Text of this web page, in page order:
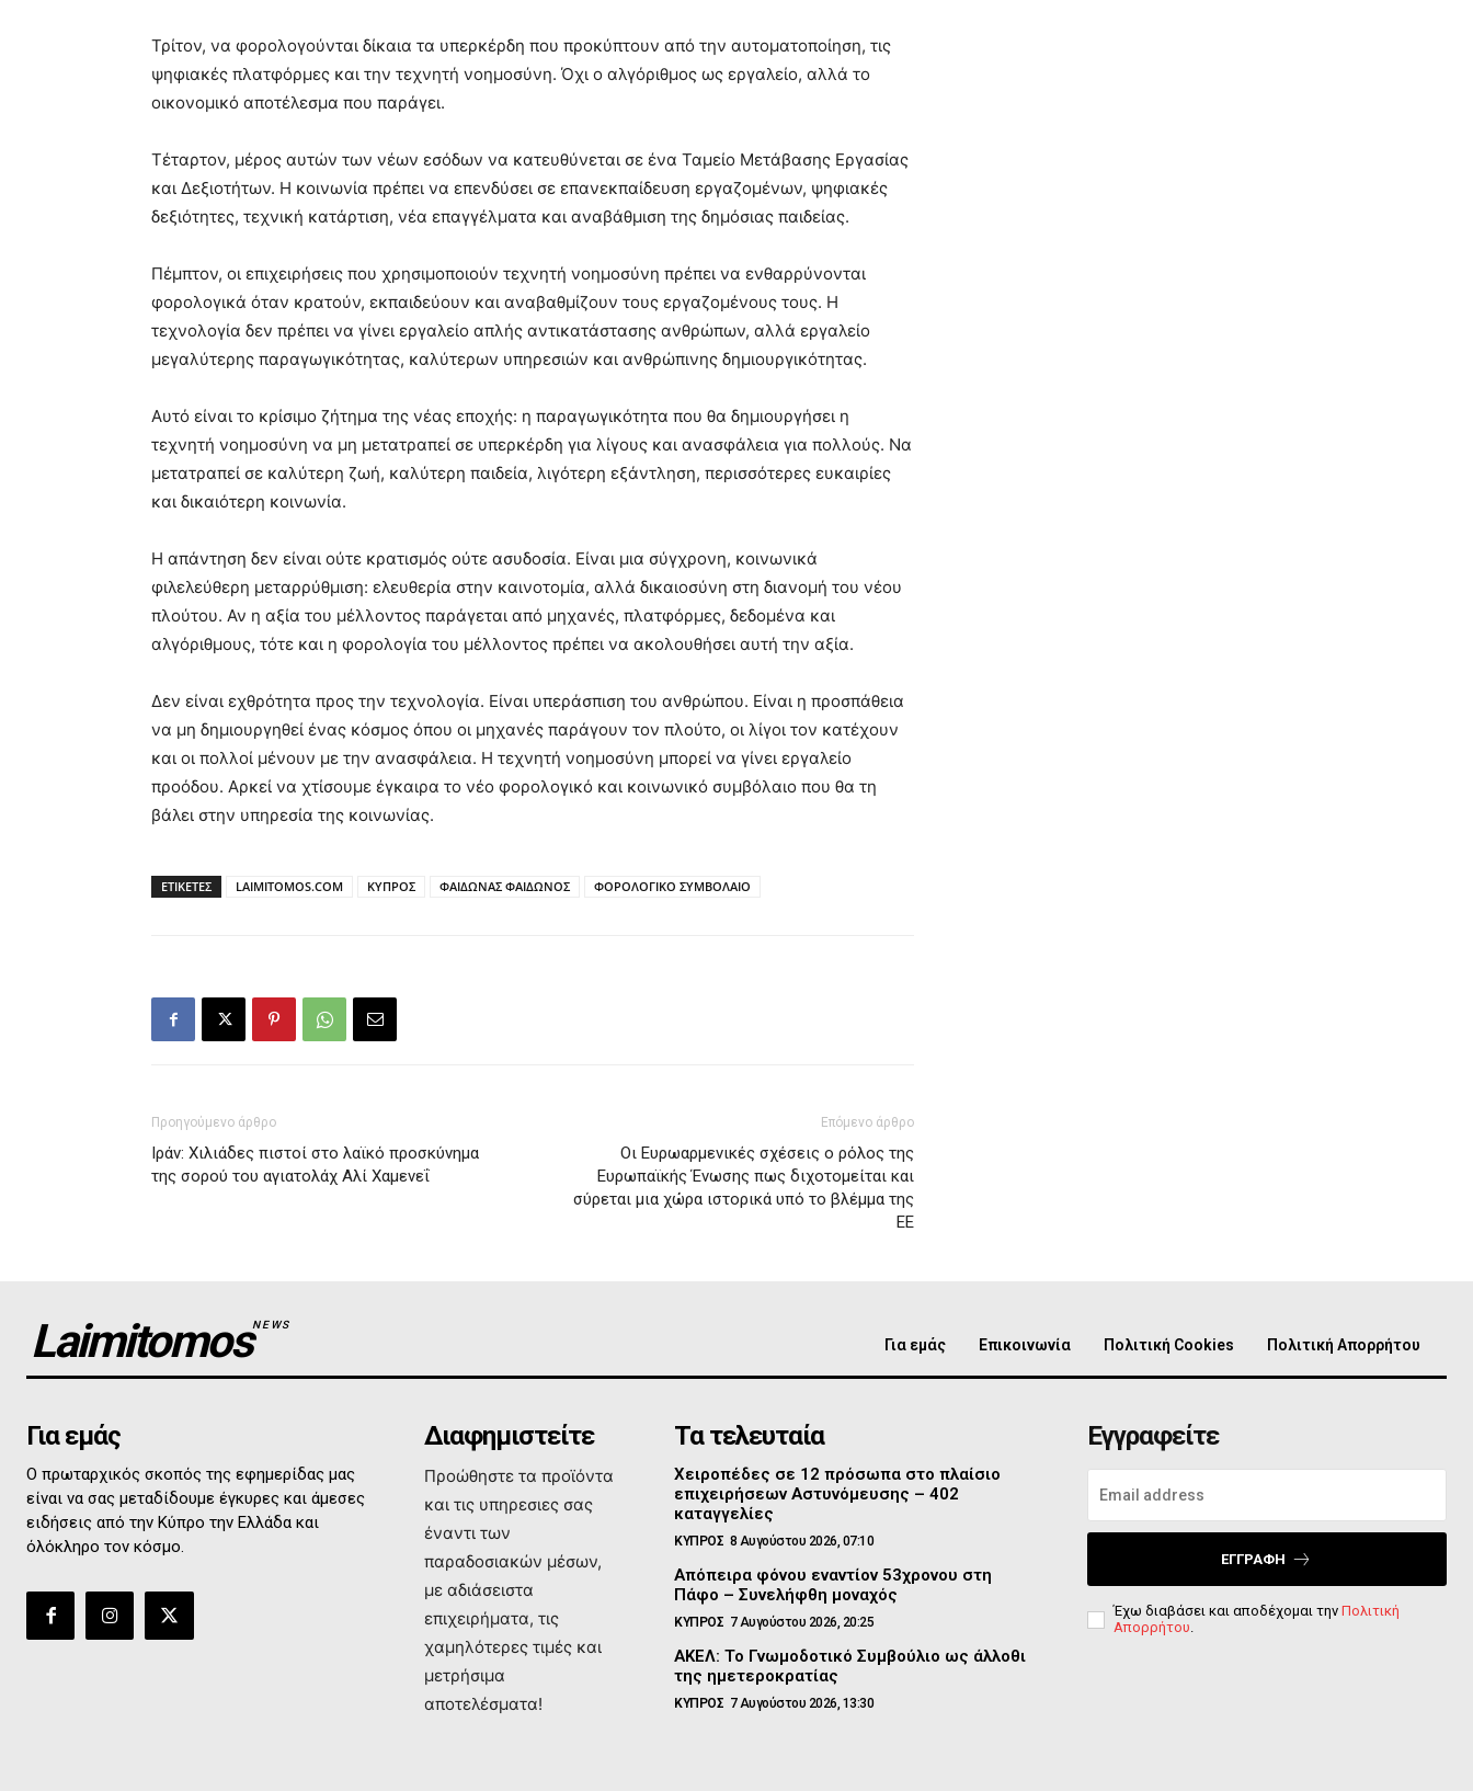
Τρίτον, να φορολογούνται δίκαια τα υπερκέρδη που προκύπτουν από την αυτοματοποίηση, τις
ψηφιακές πλατφόρμες και την τεχνητή νοημοσύνη. Όχι ο αλγόριθμος ως εργαλείο, αλλά το
οικονομικό αποτέλεσμα που παράγει.
Τέταρτον, μέρος αυτών των νέων εσόδων να κατευθύνεται σε ένα Ταμείο Μετάβασης Εργασίας
και Δεξιοτήτων. Η κοινωνία πρέπει να επενδύσει σε επανεκπαίδευση εργαζομένων, ψηφιακές
δεξιότητες, τεχνική κατάρτιση, νέα επαγγέλματα και αναβάθμιση της δημόσιας παιδείας.
Πέμπτον, οι επιχειρήσεις που χρησιμοποιούν τεχνητή νοημοσύνη πρέπει να ενθαρρύνονται
φορολογικά όταν κρατούν, εκπαιδεύουν και αναβαθμίζουν τους εργαζομένους τους. Η
τεχνολογία δεν πρέπει να γίνει εργαλείο απλής αντικατάστασης ανθρώπων, αλλά εργαλείο
μεγαλύτερης παραγωγικότητας, καλύτερων υπηρεσιών και ανθρώπινης δημιουργικότητας.
Αυτό είναι το κρίσιμο ζήτημα της νέας εποχής: η παραγωγικότητα που θα δημιουργήσει η
τεχνητή νοημοσύνη να μη μετατραπεί σε υπερκέρδη για λίγους και ανασφάλεια για πολλούς. Να
μετατραπεί σε καλύτερη ζωή, καλύτερη παιδεία, λιγότερη εξάντληση, περισσότερες ευκαιρίες
και δικαιότερη κοινωνία.
Η απάντηση δεν είναι ούτε κρατισμός ούτε ασυδοσία. Είναι μια σύγχρονη, κοινωνικά
φιλελεύθερη μεταρρύθμιση: ελευθερία στην καινοτομία, αλλά δικαιοσύνη στη διανομή του νέου
πλούτου. Αν η αξία του μέλλοντος παράγεται από μηχανές, πλατφόρμες, δεδομένα και
αλγόριθμους, τότε και η φορολογία του μέλλοντος πρέπει να ακολουθήσει αυτή την αξία.
Δεν είναι εχθρότητα προς την τεχνολογία. Είναι υπεράσπιση του ανθρώπου. Είναι η προσπάθεια
να μη δημιουργηθεί ένας κόσμος όπου οι μηχανές παράγουν τον πλούτο, οι λίγοι τον κατέχουν
και οι πολλοί μένουν με την ανασφάλεια. Η τεχνητή νοημοσύνη μπορεί να γίνει εργαλείο
προόδου. Αρκεί να χτίσουμε έγκαιρα το νέο φορολογικό και κοινωνικό συμβόλαιο που θα τη
βάλει στην υπηρεσία της κοινωνίας.
ΕΤΙΚΕΤΕΣ LAIMITOMOS.COM ΚΥΠΡΟΣ ΦΑΙΔΩΝΑΣ ΦΑΙΔΩΝΟΣ ΦΟΡΟΛΟΓΙΚΟ ΣΥΜΒΟΛΑΙΟ
Προηγούμενο άρθρο
Ιράν: Χιλιάδες πιστοί στο λαϊκό προσκύνημα
της σορού του αγιατολάχ Αλί Χαμενεΐ
Επόμενο άρθρο
Οι Ευρωαρμενικές σχέσεις ο ρόλος της
Ευρωπαϊκής Ένωσης πως διχοτομείται και
σύρεται μια χώρα ιστορικά υπό το βλέμμα της
ΕΕ
LaimitomosNEWS
Για εμάς Επικοινωνία Πολιτική Cookies Πολιτική Απορρήτου
Για εμάς
Ο πρωταρχικός σκοπός της εφημερίδας μας
είναι να σας μεταδίδουμε έγκυρες και άμεσες
ειδήσεις από την Κύπρο την Ελλάδα και
όλόκληρο τον κόσμο.
Διαφημιστείτε
Προώθηστε τα προϊόντα
και τις υπηρεσιες σας
έναντι των
παραδοσιακών μέσων,
με αδιάσειστα
επιχειρήματα, τις
χαμηλότερες τιμές και
μετρήσιμα
αποτελέσματα!
Τα τελευταία
Χειροπέδες σε 12 πρόσωπα στο πλαίσιο
επιχειρήσεων Αστυνόμευσης – 402
καταγγελίες
ΚΥΠΡΟΣ 8 Αυγούστου 2026, 07:10
Απόπειρα φόνου εναντίον 53χρονου στη
Πάφο – Συνελήφθη μοναχός
ΚΥΠΡΟΣ 7 Αυγούστου 2026, 20:25
ΑΚΕΛ: Το Γνωμοδοτικό Συμβούλιο ως άλλοθι
της ημετεροκρατίας
ΚΥΠΡΟΣ 7 Αυγούστου 2026, 13:30
Εγγραφείτε
ΕΓΓΡΑΦΉ
Έχω διαβάσει και αποδέχομαι την Πολιτική
Απορρήτου.